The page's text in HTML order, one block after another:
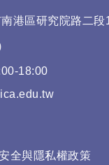
港區研究院路二段
18:00
全與隱私權政策